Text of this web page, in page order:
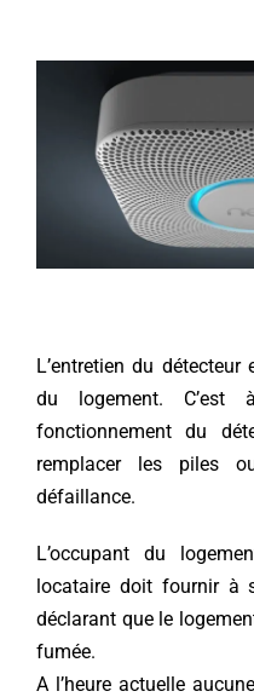
L’entretien du
du logement.
fonctionnement du
remplacer les piles
défaillance.
L’occupant du
locataire doit fournir à
déclarant que le
fumée.
A l’heure actuelle